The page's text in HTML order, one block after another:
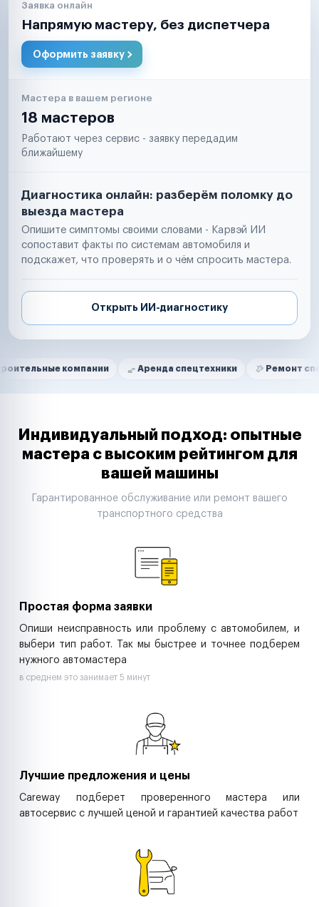
Заявка онлайн
Напрямую мастеру, без диспетчера
Оформить заявку
Мастера в вашем регионе
18 мастеров
Работают через сервис - заявку передадим
ближайшему
Диагностика онлайн: разберём поломку до
выезда мастера
Опишите симптомы своими словами - Карвэй ИИ
сопоставит факты по системам автомобиля и
подскажет, что проверять и о чём спросить мастера.
Открыть ИИ-диагностику
Нам доверяют
компании Аренда спецтехники Ремонт спецтехники
Маркетплейсы
Таксопарки
Автодилеры
Строительные компании
Аренда спецтехники
Индивидуальный подход: опытные
мастера с высоким рейтингом для
вашей машины
Гарантированное обслуживание или ремонт вашего
транспортного средства
Простая форма заявки
Опиши неисправность или проблему с автомобилем, и
выбери тип работ. Так мы быстрее и точнее подберем
нужного автомастера
в среднем это занимает 5 минут
Лучшие предложения и цены
Careway подберет проверенного мастера или
автосервис с лучшей ценой и гарантией качества работ